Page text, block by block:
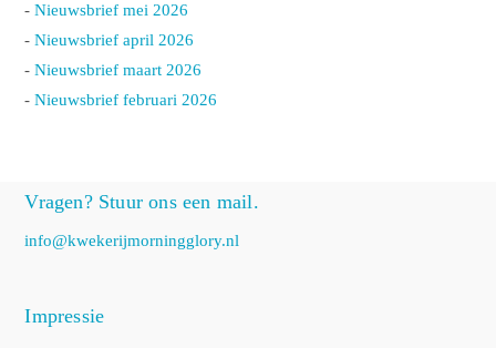
-Nieuwsbrief mei 2026
-Nieuwsbrief april 2026
-Nieuwsbrief maart 2026
-Nieuwsbrief februari 2026
Vragen? Stuur ons een mail.
info@kwekerijmorningglory.nl
Impressie